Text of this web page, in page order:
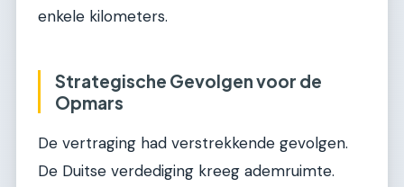
enkele kilometers.
Strategische Gevolgen voor de
Opmars
De vertraging had verstrekkende gevolgen.
De Duitse verdediging kreeg ademruimte.